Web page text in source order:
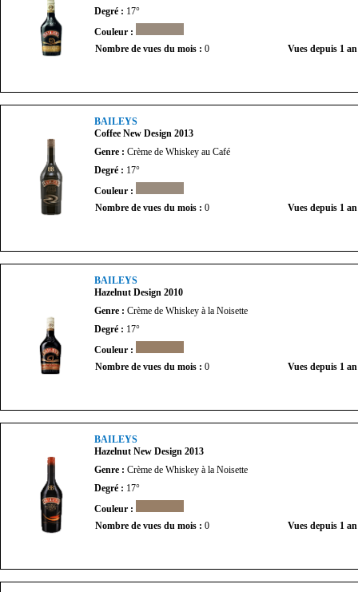
Degré : 17°
Couleur :
Nombre de vues du mois : 0 Vues depuis 1
BAILEYS
Coffee New Design 2013
Genre : Crème de Whiskey au Café
Degré : 17°
Couleur :
Nombre de vues du mois : 0 Vues depuis 1
BAILEYS
Hazelnut Design 2010
Genre : Crème de Whiskey à la Noisette
Degré : 17°
Couleur :
Nombre de vues du mois : 0 Vues depuis 1
BAILEYS
Hazelnut New Design 2013
Genre : Crème de Whiskey à la Noisette
Degré : 17°
Couleur :
Nombre de vues du mois : 0 Vues depuis 1